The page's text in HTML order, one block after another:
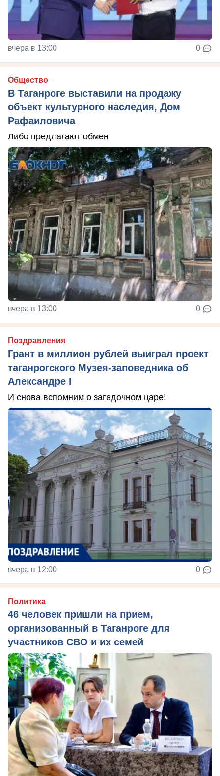
вчера в 13:00 0
Общество
В Таганроге выставили на продажу
объект культурного наследия, Дом
Рафаиловича
Либо предлагают обмен
вчера в 13:00 0
Поздравления
Грант в миллион рублей выиграл проект
таганрогского Музея-заповедника об
Александре I
И снова вспомним о загадочном царе!
вчера в 12:00 0
Политика
46 человек пришли на прием,
организованный в Таганроге для
участников СВО и их семей